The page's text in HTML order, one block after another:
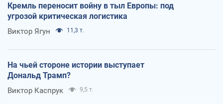
Кремль переносит войну в тыл Европы: под
угрозой критическая логистика
Виктор Ягун 11,3 т.
На чьей стороне истории выступает
Дональд Трамп?
Виктор Каспрук 9,5 т.